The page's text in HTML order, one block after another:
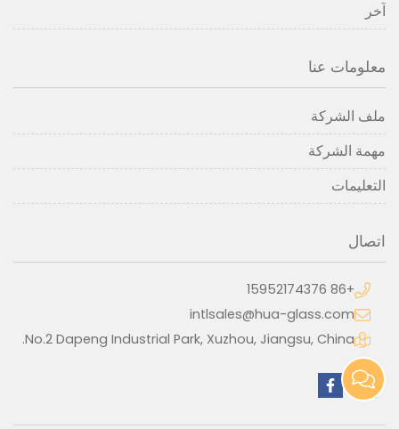
آخر
معلومات عنا
ملف الشركة
مهمة الشركة
التعليمات
اتصال
+86 15952174376
intlsales@hua-glass.com
No.2 Dapeng Industrial Park, Xuzhou, Jiangsu, China.